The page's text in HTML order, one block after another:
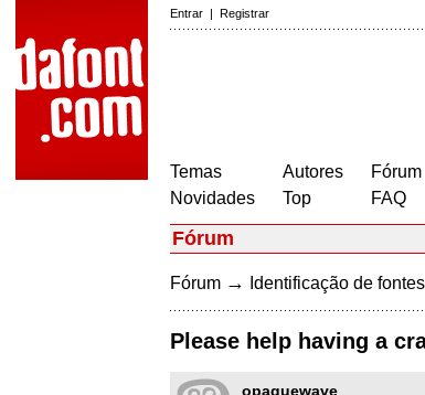
Entrar | Registrar
Temas
Novidades
Autores
Top
Fórum
FAQ
Fórum
Fórum → Identificação de fontes
Please help having a
opaquewave